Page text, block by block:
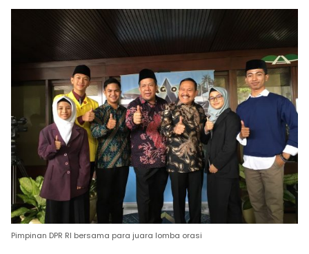
Pimpinan DPR RI bersama para juara lomba orasi